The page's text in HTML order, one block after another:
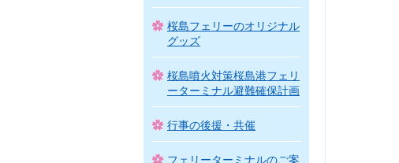
桜島フェリーのオリジナル
グッズ
桜島噴火対策桜島港フェリ
ーターミナル避難確保計画
行事の後援・共催
フェリーターミナルのご案